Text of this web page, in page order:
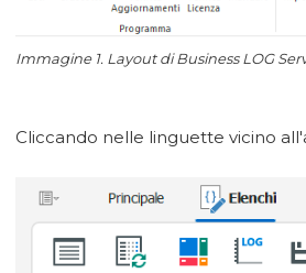
Immagine 1. Layout di Business LOG
Cliccando nelle linguette vicino